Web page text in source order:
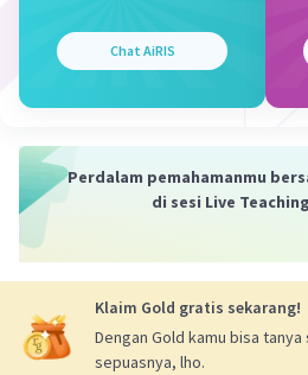
Chat AiRIS
Perdalam pemahamanmu
di sesi Live
Klaim Gold gratis sekarang!
Dengan Gold kamu bisa tanya
sepuasnya, lho.